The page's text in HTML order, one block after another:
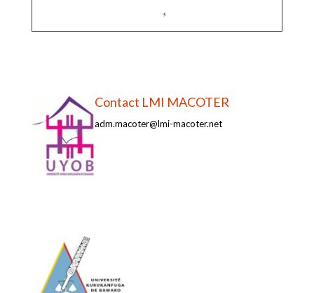
Contact LMI MACOTER
adm.macoter@lmi-macoter.net